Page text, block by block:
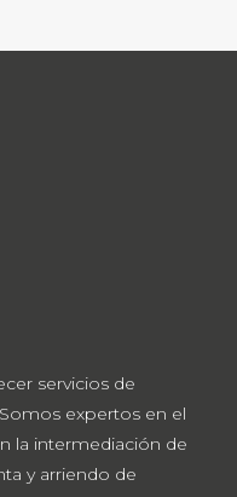
servicios de
expertos en el
la intermediación de
y arriendo de